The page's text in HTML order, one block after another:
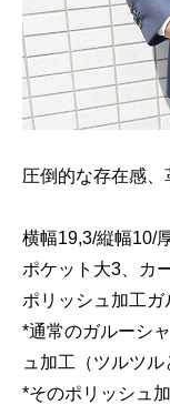
圧倒的な存在感
横幅19,3/縦幅10/
ポケット大3、カ
ポリッシュ加工
*通常のガルーシ
ュ加工（ツルツル
*そのポリッシュ